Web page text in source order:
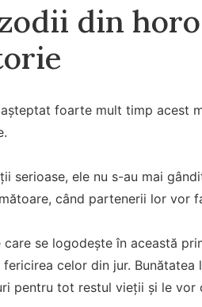
din
foarte mult timp acest
serioase, ele nu s-au mai
când partenerii lor vor
care se logodește în această
celor din jur.
pentru tot restul vieții și le vor